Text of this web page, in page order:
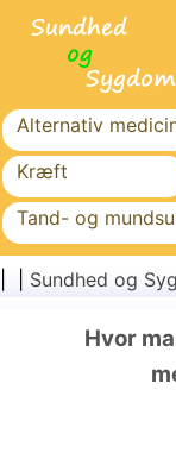
Alternativ
Kræft
Tand- og
Familiesundhed
Kirurgi og
Sundhed og
Hvor